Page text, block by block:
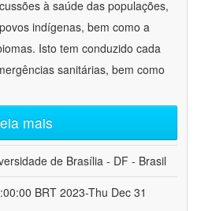
à saúde das populações,
indígenas, bem como a
Isto tem conduzido cada
sanitárias, bem como
mais
de Brasília - DF - Brasil
BRT 2023-Thu Dec 31